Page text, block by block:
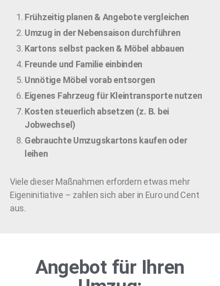
Frühzeitig planen & Angebote vergleichen
Umzug in der Nebensaison durchführen
Kartons selbst packen & Möbel abbauen
Freunde und Familie einbinden
Unnötige Möbel vorab entsorgen
Eigenes Fahrzeug für Kleintransporte nutzen
Kosten steuerlich absetzen (z. B. bei
Jobwechsel)
Gebrauchte Umzugskartons kaufen oder
leihen
Viele dieser Maßnahmen erfordern etwas mehr
Eigeninitiative – zahlen sich aber in Euro und Cent
aus.
Angebot für Ihren